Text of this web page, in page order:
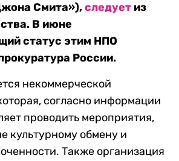
Смита»),следует из
В июне
статус этим НПО
России.
некоммерческой
согласно информации
проводить мероприятия,
культурному обмену и
Также организация